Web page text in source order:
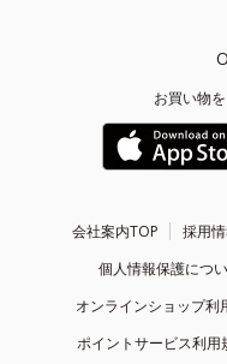
お買い物
会社案内TOP 採用
個人情報保護につ
オンラインショップ利
ポイントサービス利用